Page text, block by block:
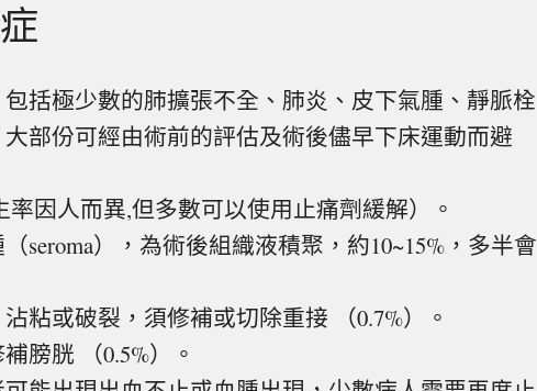
括極少數的肺擴張不全、肺炎、皮下氣腫、靜脈栓
部份可經由術前的評估及術後儘早下床運動而避
率因人而異,但多數可以使用止痛劑緩解）。
seroma），為術後組織液積聚，約10~15%，多半會
粘或破裂，須修補或切除重接 （0.7%）。
膀胱 （0.5%）。